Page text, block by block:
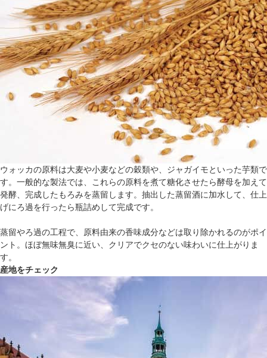
ウォッカの原料は大麦や小麦などの穀類や、ジャガイモといった芋類で
す。一般的な製法では、これらの原料を煮て糖化させたら酵母を加えて
発酵、完成したもろみを蒸留します。抽出した蒸留酒に加水して、仕上
げにろ過を行ったら瓶詰めして完成です。
蒸留やろ過の工程で、原料由来の香味成分などは取り除かれるのがポイ
ント。ほぼ無味無臭に近い、クリアでクセのない味わいに仕上がりま
す。
産地をチェック